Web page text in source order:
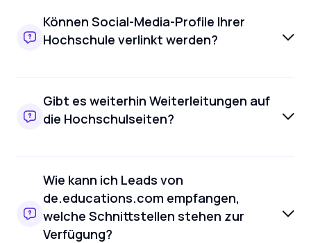
Können Social-Media-Profile Ihrer
Hochschule verlinkt werden?
Gibt es weiterhin Weiterleitungen auf
die Hochschulseiten?
Wie kann ich Leads von
de.educations.com empfangen,
welche Schnittstellen stehen zur
Verfügung?